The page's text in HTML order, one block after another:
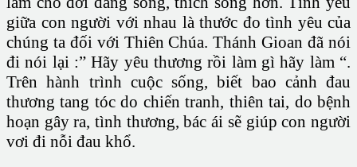
giữa con người với nhau là thước đo tình yêu của
chúng ta đối với Thiên Chúa. Thánh Gioan đã nói
đi nói lại :” Hãy yêu thương rồi làm gì hãy làm “.
Trên hành trình cuộc sống, biết bao cảnh đau
thương tang tóc do chiến tranh, thiên tai, do bệnh
hoạn gây ra, tình thương, bác ái sẽ giúp con người
vơi đi nỗi đau khổ.